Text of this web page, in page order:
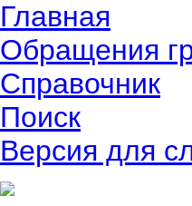
Главная
Обращения
Справочник
Поиск
Версия для